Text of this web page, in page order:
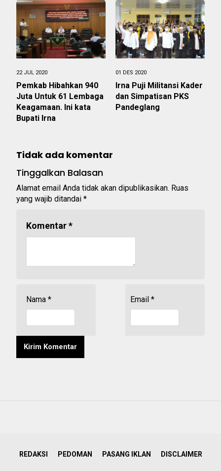
22 JUL 2020
Pemkab Hibahkan 940
Juta Untuk 61 Lembaga
Keagamaan. Ini kata
Bupati Irna
01 DES 2020
Irna Puji Militansi Kader
dan Simpatisan PKS
Pandeglang
Tidak ada komentar
Tinggalkan Balasan
Alamat email Anda tidak akan dipublikasikan. Ruas
yang wajib ditandai *
Komentar*
Nama * Email *
REDAKSI PEDOMAN PASANG IKLAN DISCLAIMER